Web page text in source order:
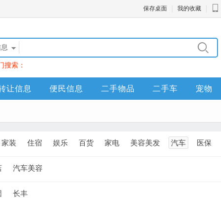
保存桌面 我的收藏
搜索：
让信息 便民信息 二手物品 二手车 宠物
家装 住宿 娱乐 百货 家电 美容美发 汽车 医保
汽车美容
长丰